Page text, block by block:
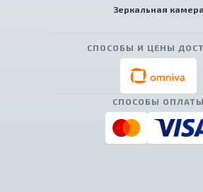
Зеркальная камера
СПОСОБЫ И ЦЕНЫ
СПОСОБЫ ОПЛАТЫ